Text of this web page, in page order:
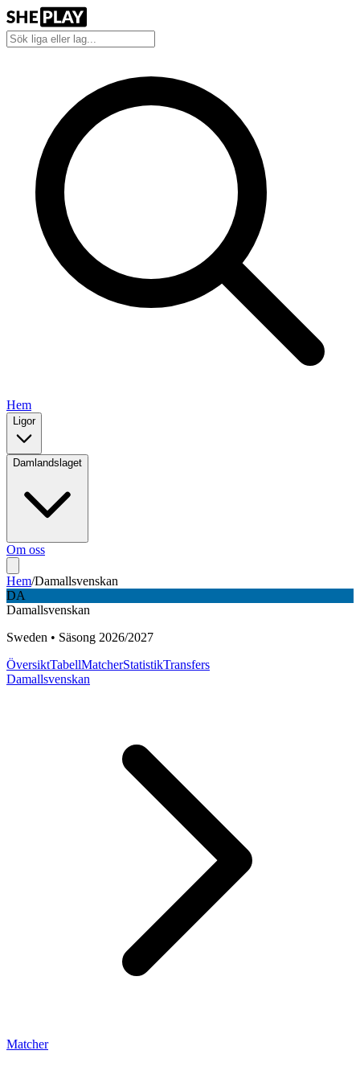
Hem
Ligor
Damlandslaget
Om oss
Hem/Damallsvenskan
DA
Damallsvenskan
Sweden • Säsong 2026/2027
ÖversiktTabellMatcherStatistikTransfers
Damallsvenskan
Matcher